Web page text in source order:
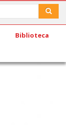
Biblioteca